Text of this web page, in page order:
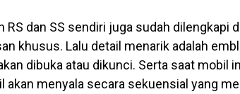
RS dan SS sendiri juga sudah dilengkapi
khusus. Lalu detail menarik adalah
dibuka atau dikunci. Serta saat mobil
akan menyala secara sekuensial yang